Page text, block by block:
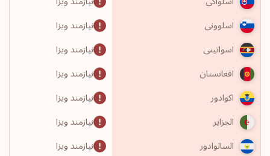
اسلوونی
نیازمند ویزا
اسواتینی
نیازمند ویزا
افغانستان
نیازمند ویزا
اکوادور
نیازمند ویزا
الجزایر
نیازمند ویزا
السالوادور
نیازمند ویزا